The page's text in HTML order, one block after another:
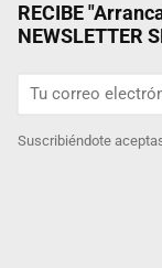
RECIBE
NEWSLETTER
Suscribiéndote